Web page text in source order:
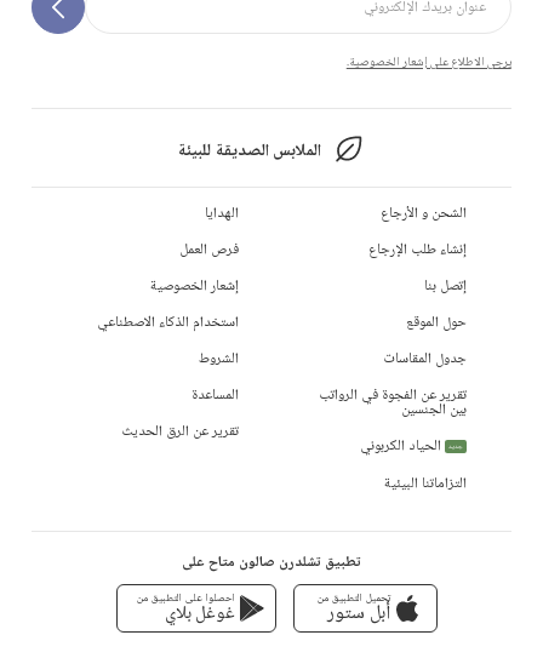
يرجى الاطلاع على إشعار الخصوصية.
الملابس الصديقة للبيئة
الشحن و الأرجاع
إنشاء طلب الإرجاع
إتصل بنا
حول الموقع
جدول المقاسات
تقرير عن الفجوة في الرواتب
بين الجنسين
جديد
الحياد الكربوني
التزاماتنا البيئية
الهدايا
فرص العمل
إشعار الخصوصية
استخدام الذكاء الاصطناعي
الشروط
المساعدة
تقرير عن الرق الحديث
تطبيق تشلدرن صالون متاح على
تحميل التطبيق من
أبل ستور
احصلوا على التطبيق من
غوغل بلاي